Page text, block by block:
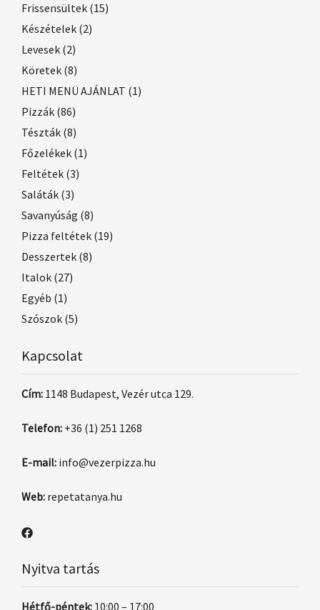
Frissensültek (15)
Készételek (2)
Levesek (2)
Köretek (8)
HETI MENÜ AJÁNLAT (1)
Pizzák (86)
Tészták (8)
Főzelékek (1)
Feltétek (3)
Saláták (3)
Savanyúság (8)
Pizza feltétek (19)
Desszertek (8)
Italok (27)
Egyéb (1)
Szószok (5)
Kapcsolat
Cím: 1148 Budapest, Vezér utca 129.
Telefon: +36 (1) 251 1268
E-mail: info@vezerpizza.hu
Web: repetatanya.hu
Nyitva tartás
Hétfő-péntek: 10:00 – 17:00